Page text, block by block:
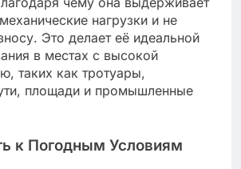
нагрузки и не
Это делает её идеальной
в местах с высокой
таких как тротуары,
площади и промышленные
к Погодным Условиям